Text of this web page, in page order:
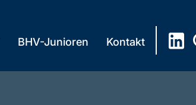
BHV-Junioren Kontakt